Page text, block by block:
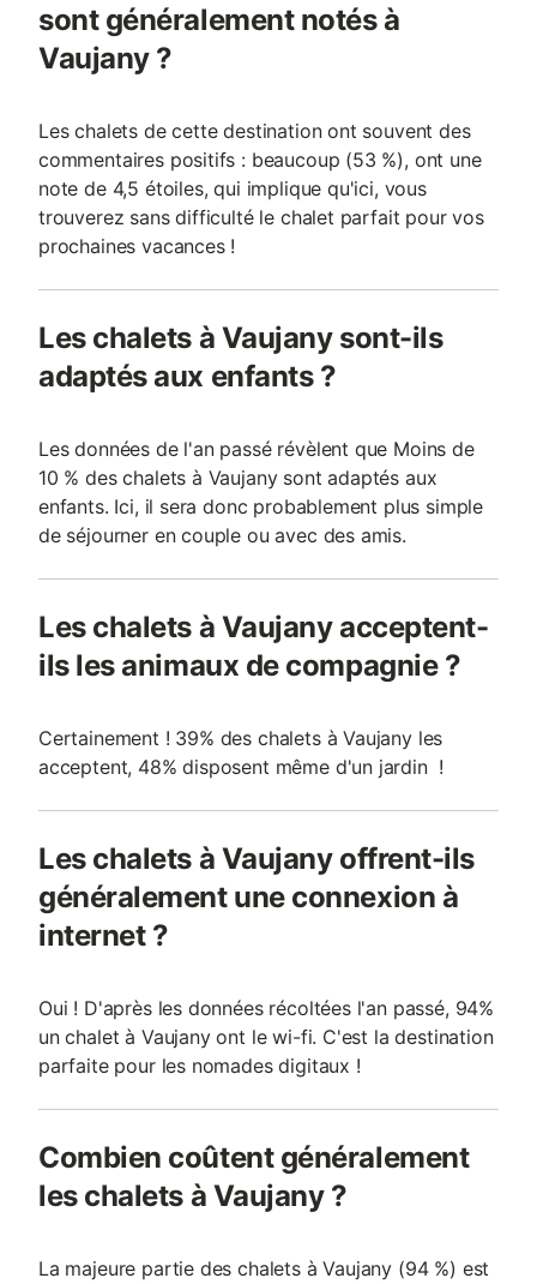
sont généralement notés à
Vaujany ?
Les chalets de cette destination ont souvent des
commentaires positifs : beaucoup (53 %), ont une
note de 4,5 étoiles, qui implique qu'ici, vous
trouverez sans difficulté le chalet parfait pour vos
prochaines vacances !
Les chalets à Vaujany sont-ils
adaptés aux enfants ?
Les données de l'an passé révèlent que Moins de
10 % des chalets à Vaujany sont adaptés aux
enfants. Ici, il sera donc probablement plus simple
de séjourner en couple ou avec des amis.
Les chalets à Vaujany acceptent-
ils les animaux de compagnie ?
Certainement ! 39% des chalets à Vaujany les
acceptent, 48% disposent même d'un jardin !
Les chalets à Vaujany offrent-ils
généralement une connexion à
internet ?
Oui ! D'après les données récoltées l'an passé, 94%
un chalet à Vaujany ont le wi-fi. C'est la destination
parfaite pour les nomades digitaux !
Combien coûtent généralement
les chalets à Vaujany ?
La majeure partie des chalets à Vaujany (94 %) est